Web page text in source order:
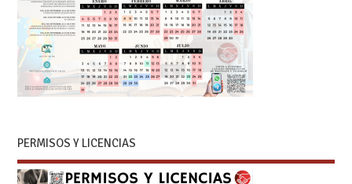
PERMISOS Y LICENCIAS